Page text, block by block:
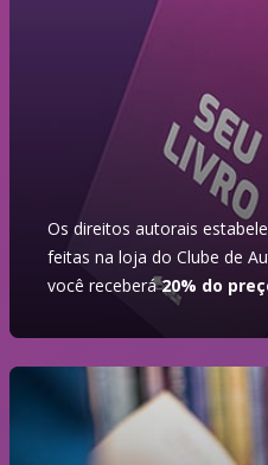
Os direitos autorais
feitas na loja do Clube de
você receberá20% do